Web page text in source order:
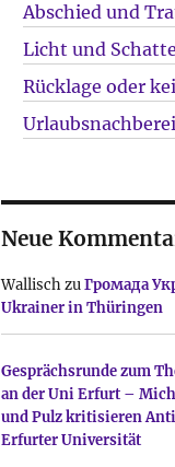
Abschied und
Licht und
Rücklage oder
Neue
WallischzuГромада
Ukrainer in Thüringen
Gesprächsrunde zum
an der Uni Erfurt –
und Pulz kritisieren
Erfurter Universität